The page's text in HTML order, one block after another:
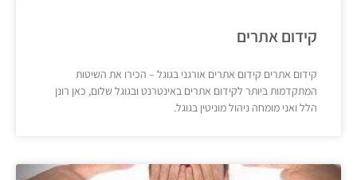
קידום אתרים
קידום אתרים קידום אתרים אורגני בגוגל – הכירו את השיטות
המתקדמות ביותר לקידום אתרים באינטרנט ובגוגל שלום, כאן רונן
הלל ואני מומחה ניהול מוניטין בגוגל.